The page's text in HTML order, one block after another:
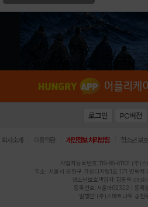
로그인 PC버전
회사소개 이용약관 개인정보 처리방침 청소년 보
사업자등록번호:119-86-61101 (주)
주소: 서울시 금천구 가산디지털1로 171 연락
청소년보호책임자:김동욱
등록번호:서울아02322 | 등록
발행인:(주)스마트나우 송현